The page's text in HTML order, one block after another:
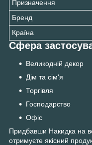
Призначення
Бренд
Країна
Сфера
Великодній декор
Дім та сім'я
Торгівля
Господарство
Офіс
Придбавши Накидка на
отримуєте якісний